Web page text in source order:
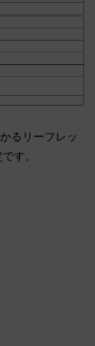
るリーフレッ
す。